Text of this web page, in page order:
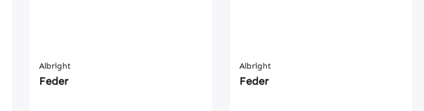
Albright
Feder
Albright
Feder